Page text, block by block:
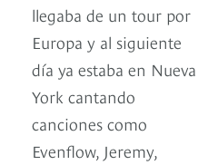
llegaba de un tour por
Europa y al siguiente
día ya estaba en Nueva
York cantando
canciones como
Evenflow, Jeremy,